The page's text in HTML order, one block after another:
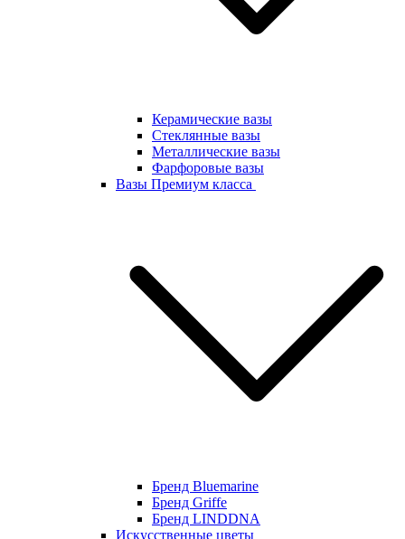
Керамические вазы
Стеклянные вазы
Металлические вазы
Фарфоровые вазы
Вазы Премиум класса
Бренд Bluemarine
Бренд Griffe
Бренд LINDDNA
Искусственные цветы